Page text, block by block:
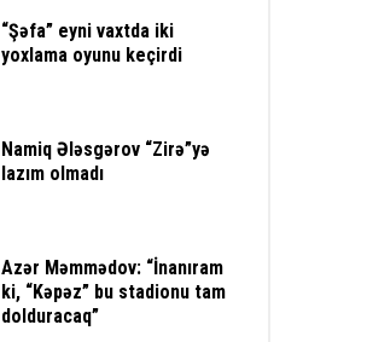
“Şəfa” eyni vaxtda iki
yoxlama oyunu keçirdi
Namiq Ələsgərov “Zirə”yə
lazım olmadı
Azər Məmmədov: “İnanıram
ki, “Kəpəz” bu stadionu tam
dolduracaq”